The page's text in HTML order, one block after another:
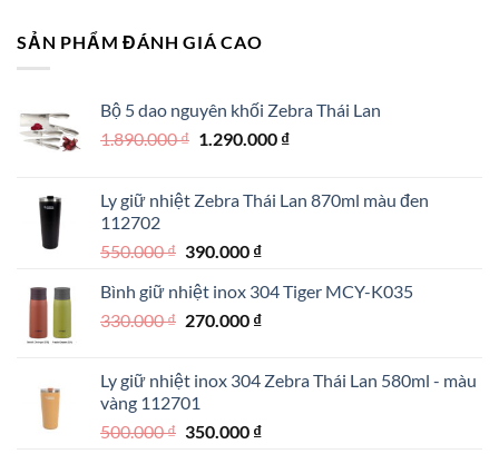
SẢN PHẨM ĐÁNH GIÁ CAO
Bộ 5 dao nguyên khối Zebra Thái Lan
1.890.000₫ Giá
1.890.000 ₫.
1.290.000 ₫Giá
là:
Ly giữ nhiệt Zebra Thái Lan 870ml màu đen
112702
550.000₫ Giá
là:
550.000 ₫.
390.000 ₫Giá
tại
là:
Bình giữ nhiệt inox 304 Tiger MCY-K035
330.000₫ Giá
330.000 ₫.
270.000 ₫Giá
là:
Ly giữ nhiệt inox 304 Zebra Thái Lan 580ml - màu
vàng 112701
500.000₫ Giá
350.000 ₫Giá